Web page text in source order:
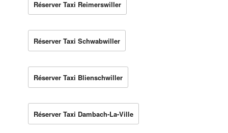
Réserver Taxi Reimerswiller
Réserver Taxi Schwabwiller
Réserver Taxi Blienschwiller
Réserver Taxi Dambach-La-Ville